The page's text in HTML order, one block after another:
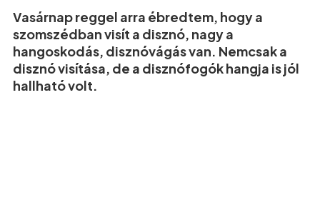
Vasárnap reggel arra ébredtem, hogy a
szomszédban visít a disznó, nagy a
hangoskodás, disznóvágás van. Nemcsak a
disznó visítása, de a disznófogók hangja is jól
hallható volt.